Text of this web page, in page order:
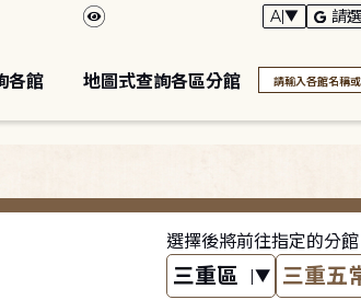
各館 地圖式查詢各區分館
選擇後將前往指定的分館